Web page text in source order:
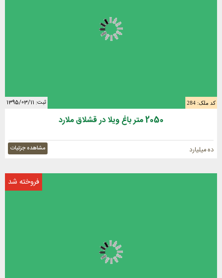
کد ملک: 284 ثبت: 1395/03/11
2050 متر باغ ویلا در قشلاق ملارد
ده میلیارد مشاهده جزئیات
فروخته شد